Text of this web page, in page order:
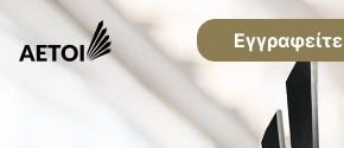
Εγγραφείτε